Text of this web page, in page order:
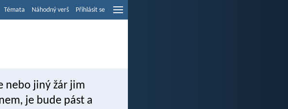
Témata Náhodný verš Přihlásit se
nebo jiný žár jim
je bude pást a